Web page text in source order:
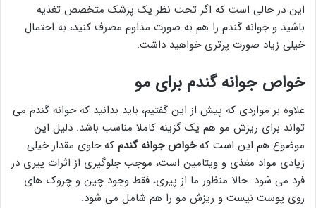
این در حالی است که اگر تحت نظر یک پزشک متخصص تغذیه
باشید و جوانه گندم را هم به صورت مداوم مصرف کنید، به احتمال
خیلی زیاد صورت پرتری خواهید داشت.
خواص جوانه گندم برای مو
علاوه بر مواردی که پیش از این گفتیم، باید بدانید که جوانه گندم می
تواند برای ریزش مو هم یک گزینه کاملا مناسب باشد. دلیل این
موضوع هم این است کهخواص جوانه گندم که حاوی مقدار خیلی
زیادی مواد مغذی و ویتامین است، موجب جلوگیری از اثرات پیری در
فرد می شود. حالا منظور ما از پیری، فقط وجود چین و چروک های
روی پوست نیست و ریزش مو را هم شامل می شود.